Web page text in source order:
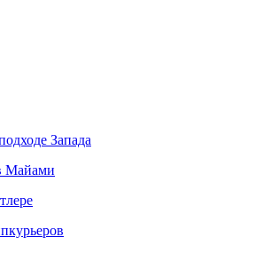
Запада
Майами